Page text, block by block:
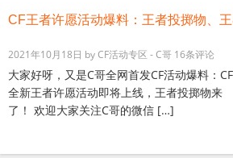
CF王者许愿活动爆料：王者投掷物、王
2021年10月18日 byCF活动专区 - C哥 16条评论
大家好呀，又是C哥全网首发CF活动爆料：CF
全新王者许愿活动即将上线，王者投掷物来
了！ 欢迎大家关注C哥的微信 […]